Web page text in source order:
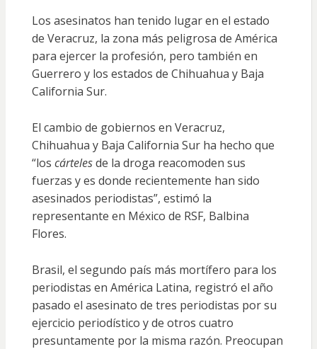
Los asesinatos han tenido lugar en el estado
de Veracruz, la zona más peligrosa de América
para ejercer la profesión, pero también en
Guerrero y los estados de Chihuahua y Baja
California Sur.
El cambio de gobiernos en Veracruz,
Chihuahua y Baja California Sur ha hecho que
“los cártelesde la droga reacomoden sus
fuerzas y es donde recientemente han sido
asesinados periodistas”, estimó la
representante en México de RSF, Balbina
Flores.
Brasil, el segundo país más mortífero para los
periodistas en América Latina, registró el año
pasado el asesinato de tres periodistas por su
ejercicio periodístico y de otros cuatro
presuntamente por la misma razón. Preocupan